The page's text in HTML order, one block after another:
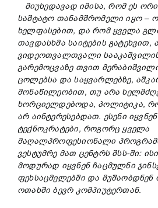
მიუხედავად იმისა, რომ ეს ორი
საშტატო თანამშრომელი იყო–
ხელფასებით, და რომ ყველა
თავდასხმა საიტების გატეხვით,
ვიდეოთვალთვალი
გარემოცვაზე თვით
ცოლებსა და საყვარლებზე,
მონაწილეობით, თუ არა
ხორციელდებოდა, პოლიტიკა,
არ აინტერესებდათ. ესენი
ტექნოკრატები, როგორცყველა
მაღალპროფესიონალი
ვესტუმრე მათ ცენტრს შსს-ში:
მოდურად იყვნენ ჩაცმულნი
ფეხსაცმელებში და
ოთახში ბევრ კომპიუტერთან.